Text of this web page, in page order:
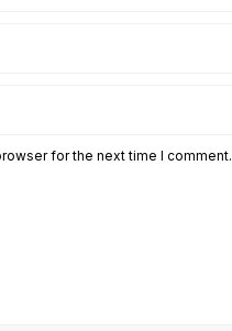
for the next time I comment.